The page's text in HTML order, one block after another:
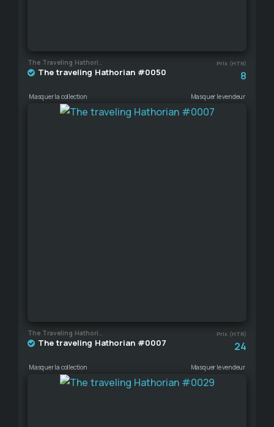
The Traveling Hathorian Prix (HTR)
The traveling Hathorian #0050 8
Masquer la collection Masquer le vendeur
The Traveling Hathorian Prix (HTR)
The traveling Hathorian #0007 24
Masquer la collection Masquer le vendeur